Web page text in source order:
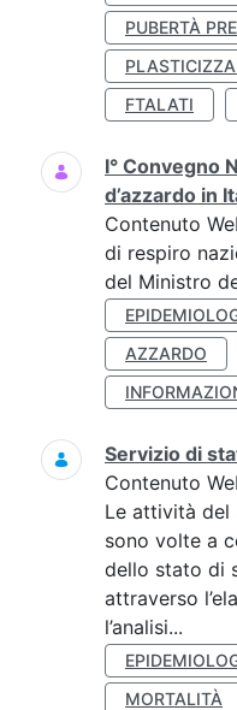
PUBERTÀ
FTALATI
I° Convegno
d’azzardo in
Contenuto
di respiro
del Ministro
AZZARDO
Servizio di
Contenuto
Le attività del
sono volte a
dello stato di
attraverso
l’analisi...
MORTALITÀ